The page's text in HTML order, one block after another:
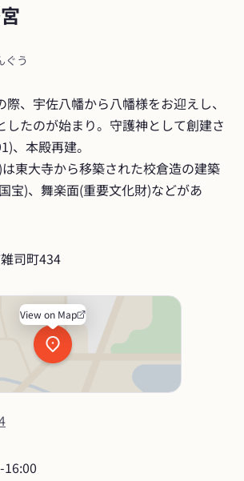
ぐう
、宇佐八幡から八幡様をお迎えし、
したのが始まり。守護神として創建さ
、本殿再建。
東大寺から移築された校倉造の建築
宝)、舞楽面(重要文化財)などがあ
司町434
View on Map
16:00